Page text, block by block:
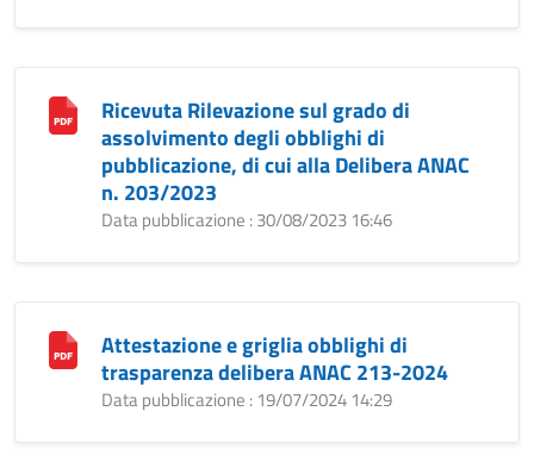
Ricevuta Rilevazione sul grado di
assolvimento degli obblighi di
pubblicazione, di cui alla Delibera ANAC
n. 203/2023
Data pubblicazione : 30/08/2023 16:46
Attestazione e griglia obblighi di
trasparenza delibera ANAC 213-2024
Data pubblicazione : 19/07/2024 14:29